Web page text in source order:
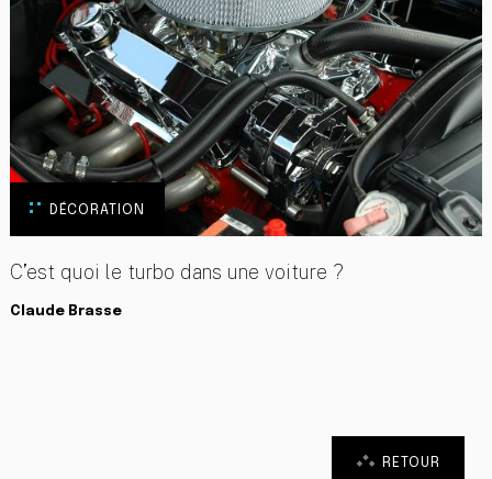
DÉCORATION
C’est quoi le turbo dans une voiture ?
Claude Brasse
RETOUR